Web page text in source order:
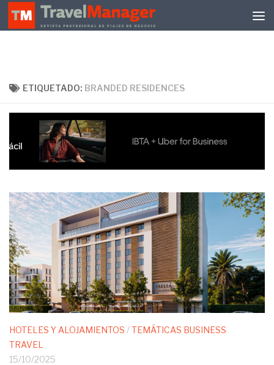
Debajo del contenido
ETIQUETADO: BRANDED RESIDENCES
HOTELES Y ALOJAMIENTOS /TEMÁTICAS BUSINESS
TRAVEL
15/10/2025